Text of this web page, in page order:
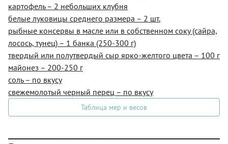
картофель – 2 небольших клубня
белые луковицы среднего размера – 2 шт.
рыбные консервы в масле или в собственном соку (сайра,
лосось, тунец) – 1 банка (250-300 г)
твердый или полутвердый сыр ярко-желтого цвета – 100 г
майонез – 200-250 г
соль – по вкусу
свежемолотый черный перец – по вкусу
Таблица мер и весов